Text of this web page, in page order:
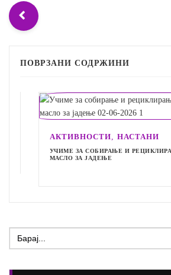
ПОВРЗАНИ СОДРЖИНИ
АКТИВНОСТИ,НАСТАНИ
УЧИМЕ ЗА СОБИРАЊЕ И
МАСЛО ЗА ЈАДЕЊЕ
Search
for: